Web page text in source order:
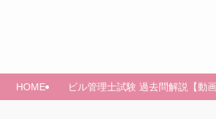
HOME ビル管理士試験 過去問解説【動画